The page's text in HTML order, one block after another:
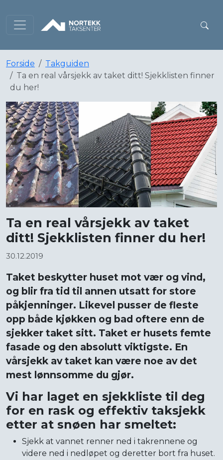
Forside
Takguiden
Ta en real vårsjekk av taket ditt! Sjekklisten finner
du her!
Ta en real vårsjekk av taket
ditt! Sjekklisten finner du her!
30.12.2019
Taket beskytter huset mot vær og vind,
og blir fra tid til annen utsatt for store
påkjenninger. Likevel pusser de fleste
opp både kjøkken og bad oftere enn de
sjekker taket sitt. Taket er husets femte
fasade og den absolutt viktigste. En
vårsjekk av taket kan være noe av det
mest lønnsomme du gjør.
Vi har laget en sjekkliste til deg
for en rask og effektiv taksjekk
etter at snøen har smeltet:
Sjekk at vannet renner ned i takrennene og
videre ned i nedløpet og deretter bort fra huset.